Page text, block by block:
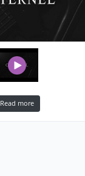
Read more